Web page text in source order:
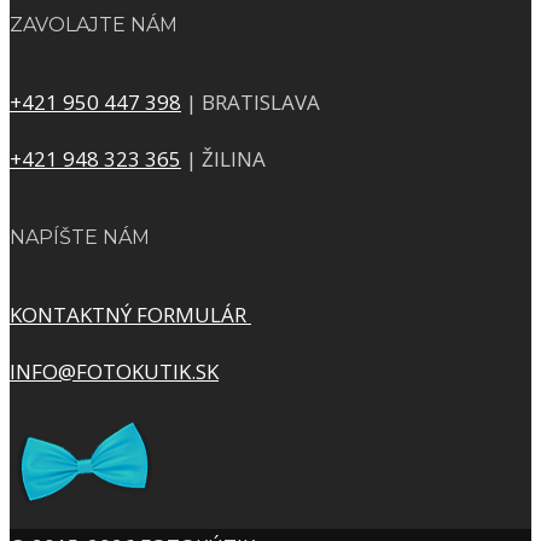
ZAVOLAJTE NÁM
+421 950 447 398 | BRATISLAVA
+421 948 323 365 | ŽILINA
NAPÍŠTE NÁM
KONTAKTNÝ FORMULÁR
INFO@FOTOKUTIK.SK